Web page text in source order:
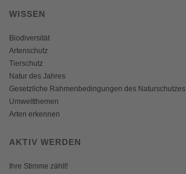
WISSEN
Biodiversität
Artenschutz
Tierschutz
Natur des Jahres
Gesetzliche Rahmenbedingungen des Naturschutzes
Umweltthemen
Arten erkennen
AKTIV WERDEN
Ihre Stimme zählt!